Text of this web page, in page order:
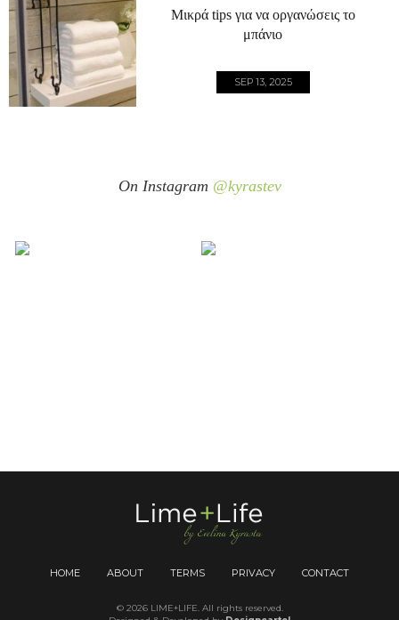
Μικρά tips για να οργανώσεις το
μπάνιο
SEP 13, 2025
On Instagram @kyrastev
HOME ABOUT TERMS PRIVACY CONTACT
© 2026 LIME+LIFE. All rights reserved.